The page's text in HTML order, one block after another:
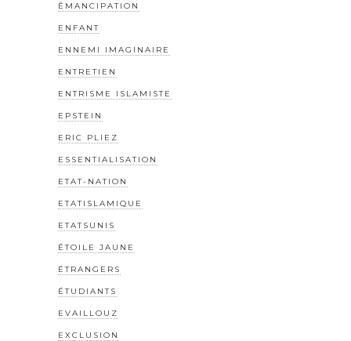
ÉMANCIPATION
ENFANT
ENNEMI IMAGINAIRE
ENTRETIEN
ENTRISME ISLAMISTE
EPSTEIN
ERIC PLIEZ
ESSENTIALISATION
ETAT-NATION
ETATISLAMIQUE
ETATSUNIS
ÉTOILE JAUNE
ÉTRANGERS
ÉTUDIANTS
EVAILLOUZ
EXCLUSION